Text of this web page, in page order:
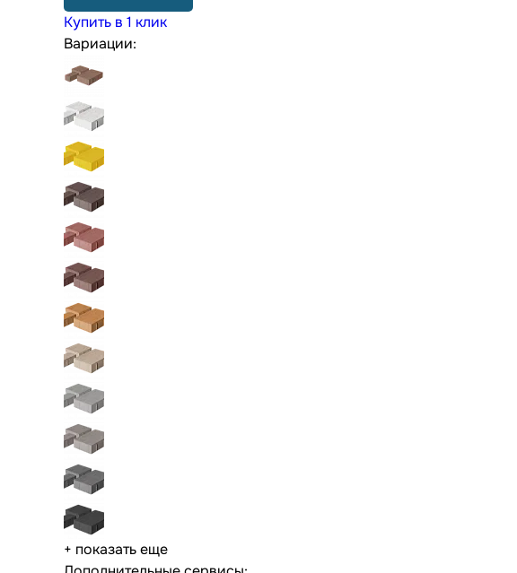
Купить в 1 клик
Вариации:
+ показать еще